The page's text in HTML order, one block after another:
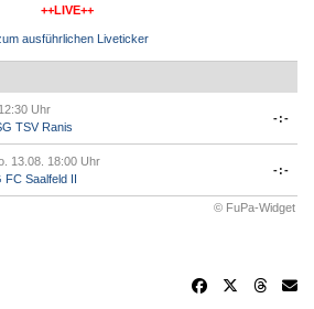
++LIVE++
ausführlichen Liveticker
Uhr
TSV Ranis
-:-
13.08. 18:00 Uhr
FC Saalfeld II
-:-
© FuPa-Widget